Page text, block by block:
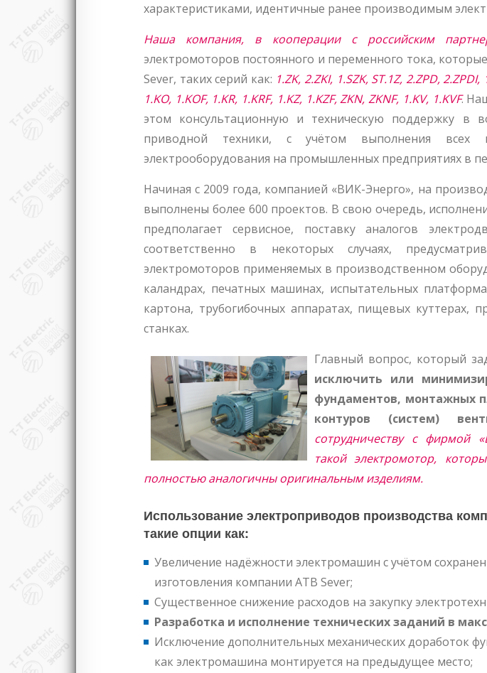
характеристиками, идентичные ранее производимым
Наша компания, в кооперации с российским
электромоторов постоянного и переменного тока,
Sever, таких серий как: 1.ZK, 2.ZKI, 1.SZK, ST.1Z, 2.ZPD,
1.KO, 1.KOF, 1.KR, 1.KRF, 1.KZ, 1.KZF, ZKN, ZKNF, 1.KV, 1.KVF.
этом консультационную и техническую поддержку в
приводной техники, с учётом выполнения всех
электрооборудования на промышленных предприятиях в
Начиная с 2009 года, компанией «ВИК-Энерго», на
выполнены более 600 проектов. В свою очередь,
предполагает сервисное, поставку аналогов
соответственно в некоторых случаях,
электромоторов применяемых в производственном
каландрах, печатных машинах, испытательных
картона, трубогибочных аппаратах, пищевых
станках.
Главный вопрос, который
исключить или
фундаментов, монтажных
контуров (систем)
сотрудничеству с фирмой
такой электромотор,
полностью аналогичны оригинальным изделиям.
Использование электроприводов производства
такие опции как:
Увеличение надёжности электромашин с учётом
изготовления компании ATB Sever;
Существенное снижение расходов на закупку
Разработка и исполнение технических заданий в
Исключение дополнительных механических доработок
как электромашина монтируется на предыдущее место;